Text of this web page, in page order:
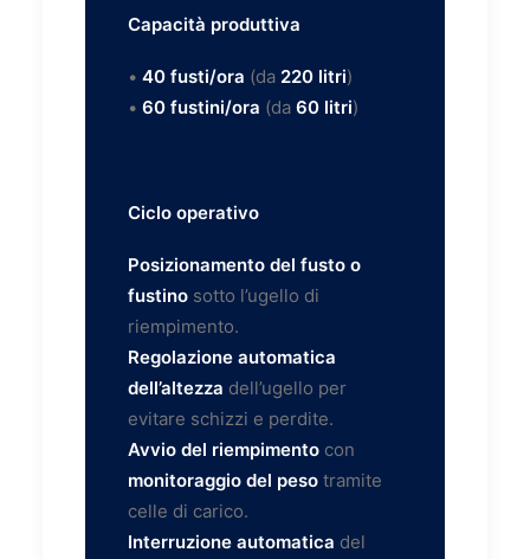
Capacità produttiva
• 40 fusti/ora (da 220 litri)
• 60 fustini/ora (da 60 litri)
Ciclo operativo
Posizionamento del fusto o
fustino sotto l’ugello di
riempimento.
Regolazione automatica
dell’altezza dell’ugello per
evitare schizzi e perdite.
Avvio del riempimento con
monitoraggio del peso tramite
celle di carico.
Interruzione automatica del